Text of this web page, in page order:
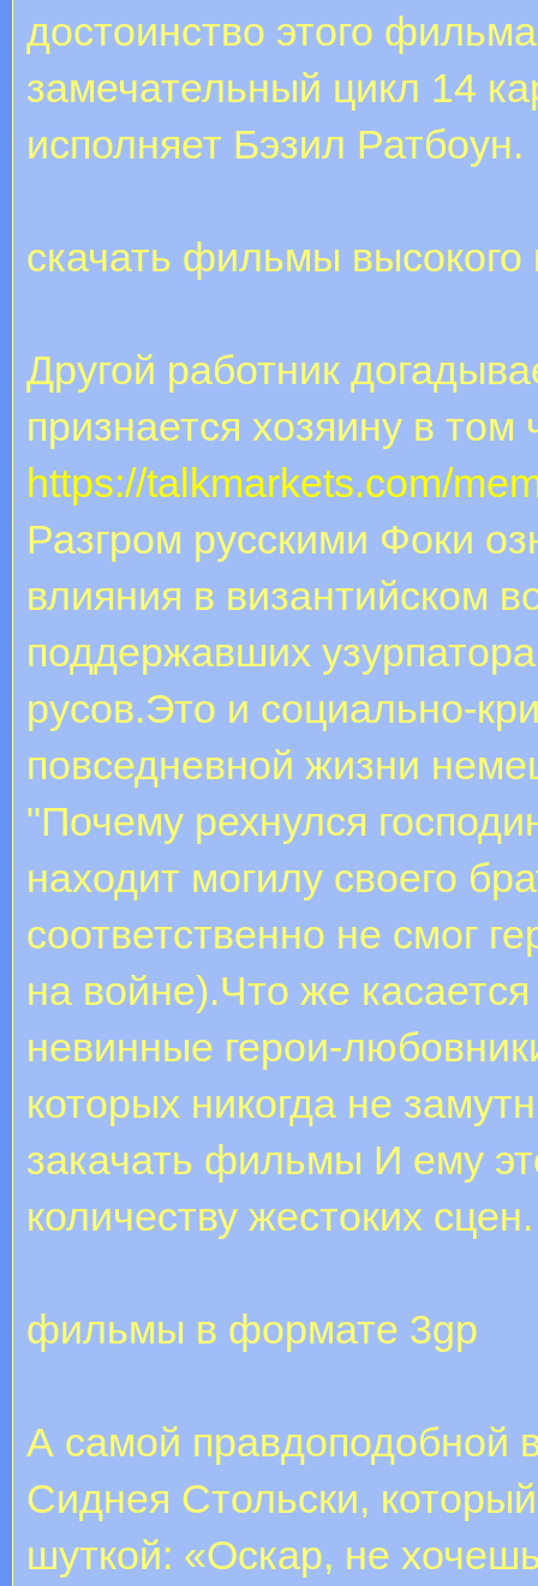
достоинство этого
замечательный цикл 14
исполняет Бэзил Ратбоун.
скачать фильмы высокого
Другой работник
признается хозяину в том
https://talkmarkets.com/
Разгром русскими Фоки
влияния в византийском
поддержавших
русов.Это и социально-
повседневной жизни
"Почему рехнулся
находит могилу своего
соответственно не смог
на войне).Что же
невинные герои-
которых никогда не
закачать фильмы И ему
количеству жестоких сцен.
фильмы в формате 3gp
А самой правдоподобной
Сиднея Стольски,
шуткой: «Оскар, не